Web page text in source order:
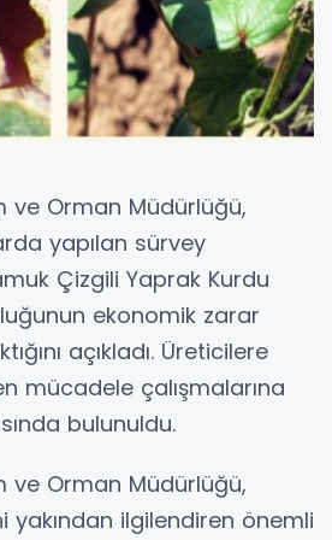
ve Orman Müdürlüğü,
yapılan sürvey
Çizgili Yaprak Kurdu
ekonomik zarar
açıkladı. Üreticilere
mücadele çalışmalarına
bulunuldu.
ve Orman Müdürlüğü,
yakından ilgilendiren önemli